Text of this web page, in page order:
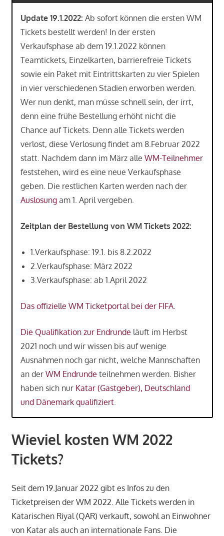
Update 19.1.2022: Ab sofort können die ersten WM
Tickets bestellt werden! In der ersten
Verkaufsphase ab dem 19.1.2022 können
Teamtickets, Einzelkarten, barrierefreie Tickets
sowie ein Paket mit Eintrittskarten zu vier Spielen
in vier verschiedenen Stadien erworben werden.
Wer nun denkt, man müsse schnell sein, der irrt,
denn eine frühe Bestellung erhöht nicht die
Chance auf Tickets. Denn alle Tickets werden
verlost, diese Verlosung findet am 8.Februar 2022
statt. Nachdem dann im März alle WM-Teilnehmer
feststehen, wird es eine neue Verkaufsphase
geben. Die restlichen Karten werden nach der
Auslosungam 1. April vergeben.
Zeitplan der Bestellung von WM Tickets 2022:
1.Verkaufsphase: 19.1. bis 8.2.2022
2.Verkaufsphase: März 2022
3.Verkaufsphase: ab 1.April 2022
Das offizielle WM Ticketportal bei der FIFA.
Die Qualifikation zur Endrunde läuft im Herbst
2021 noch und wir wissen bis auf wenige
Ausnahmen noch gar nicht, welche Mannschaften
an der WM Endrunde teilnehmen werden. Bisher
haben sich nur Katar (Gastgeber), Deutschland
und Dänemark qualifiziert.
Wieviel kosten WM 2022
Tickets?
Seit dem 19.Januar 2022 gibt es Infos zu den
Ticketpreisen der WM 2022. Alle Tickets werden in
Katarischen Riyal (QAR) verkauft, sowohl an Einwohner
von Katar als auch an internationale Fans. Die